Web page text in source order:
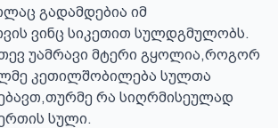
გადამდებია იმ
ვინც სიკეთით სულდგმულობს.
უამრავი მტერი გყოლია,როგორ
კეთილშობილება სულთა
რა სიღრმისეულად
სული.